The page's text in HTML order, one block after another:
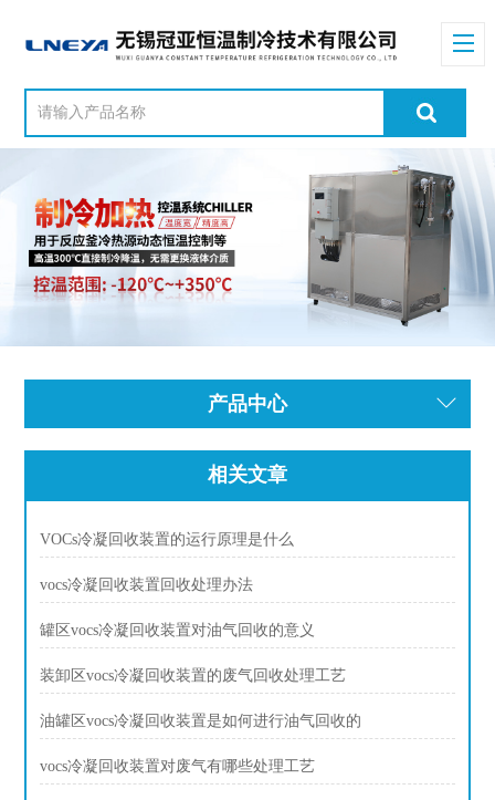
产品中心
相关文章
VOCs冷凝回收装置的运行原理是什么
vocs冷凝回收装置回收处理办法
罐区vocs冷凝回收装置对油气回收的意义
装卸区vocs冷凝回收装置的废气回收处理工艺
油罐区vocs冷凝回收装置是如何进行油气回收的
vocs冷凝回收装置对废气有哪些处理工艺